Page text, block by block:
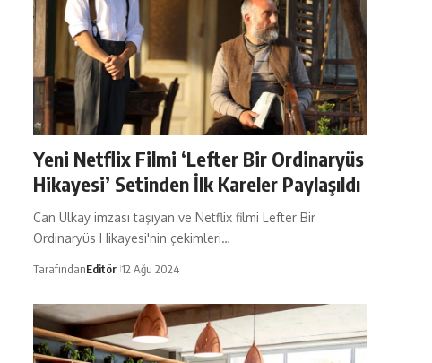
Yeni Netflix Filmi ‘Lefter Bir Ordinaryüs
Hikayesi’ Setinden İlk Kareler Paylaşıldı
Can Ulkay imzası taşıyan ve Netflix filmi Lefter Bir
Ordinaryüs Hikayesi'nin çekimleri…
TarafındanEditör 12 Ağu 2024